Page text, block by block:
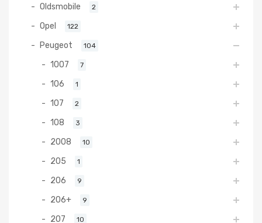
Oldsmobile 2
Opel 122
Peugeot 104
1007 7
106 1
107 2
108 3
2008 10
205 1
206 9
206+ 9
207 10